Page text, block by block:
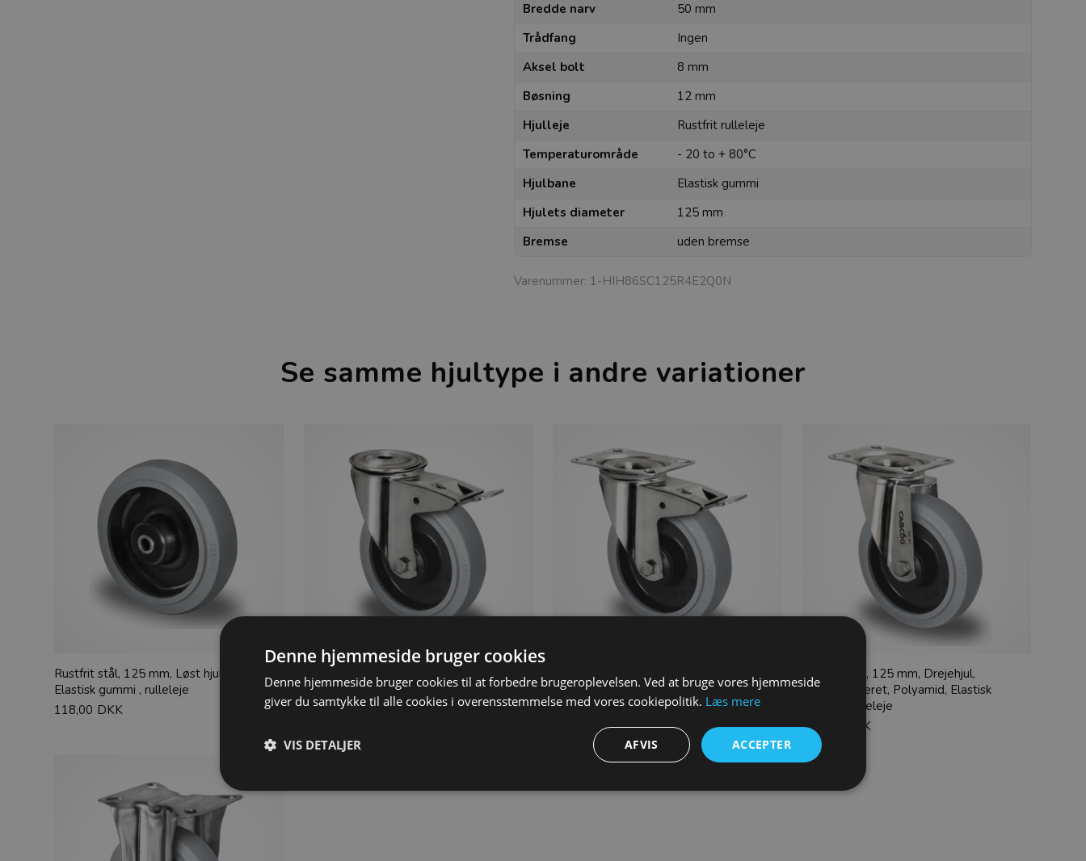
Bredde narv
50 mm
Trådfang
Ingen
Aksel bolt
8 mm
Bøsning
12 mm
Hjulleje
Rustfrit rulleleje
Temperaturområde
- 20 to + 80°C
Hjulbane
Elastisk gummi
Hjulets diameter
125 mm
Bremse
uden bremse
Varenummer: 1-HIH86SC125R4E2Q0N
Se samme hjultype i andre variationer
Rustfrit stål, 125 mm, Løst hjul, Polyamid,
Elastisk gummi , rulleleje
118,00 DKK
Rustfrit stål, 125 mm, Drejehjul med
bremse, Bolthul, Polyamid, Elastisk
gummi, rulleleje
Rustfrit stål, 125 mm, Drejehjul med
bremse, Plade, Polyamid, Elastisk gummi
, rulleleje
DKK
Rustfrit stål, 125 mm, Drejehjul,
Plademonteret, Polyamid, Elastisk
gummi , rulleleje
228,00
DKK
Denne hjemmeside bruger cookies
Denne hjemmeside bruger cookies til at forbedre brugeroplevelsen. Ved at bruge vores hjemmeside
giver du samtykke til alle cookies i overensstemmelse med vores cookiepolitik. Læs mere
ACCEPTER
AFVIS
VIS DETALJER